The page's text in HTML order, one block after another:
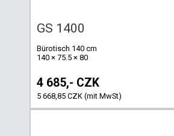
GS 1400
Bürotisch 140 cm
140 × 75.5 × 80
4 685,- CZK
5 668,85 CZK (mit MwSt)